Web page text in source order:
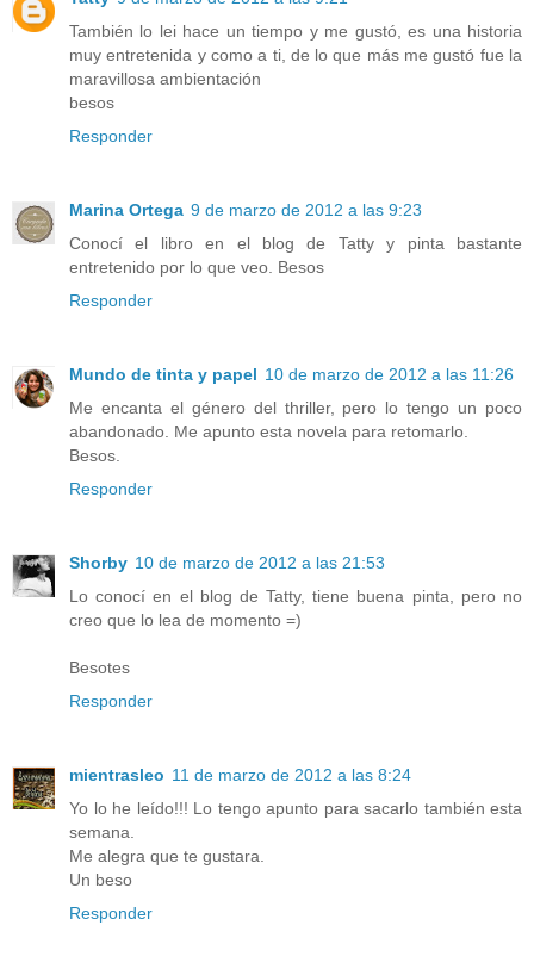
También lo lei hace un tiempo y me gustó, es una historia
muy entretenida y como a ti, de lo que más me gustó fue la
maravillosa ambientación
besos
Responder
Marina Ortega 9 de marzo de 2012 a las 9:23
Conocí el libro en el blog de Tatty y pinta bastante
entretenido por lo que veo. Besos
Responder
Mundo de tinta y papel 10 de marzo de 2012 a las 11:26
Me encanta el género del thriller, pero lo tengo un poco
abandonado. Me apunto esta novela para retomarlo.
Besos.
Responder
Shorby 10 de marzo de 2012 a las 21:53
Lo conocí en el blog de Tatty, tiene buena pinta, pero no
creo que lo lea de momento =)
Besotes
Responder
mientrasleo 11 de marzo de 2012 a las 8:24
Yo lo he leído!!! Lo tengo apunto para sacarlo también esta
semana.
Me alegra que te gustara.
Un beso
Responder